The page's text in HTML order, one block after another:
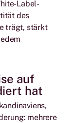
Label-
des
trägt, stärkt
auf
hat
mehrere